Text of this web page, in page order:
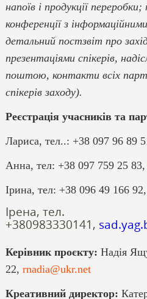
напоїв і продукції
конференції з
детальний постзвіт про
презентаціями спікерів,
поштою, контакти всіх
спікерів заходу).
Реєстрація учасників та
Лариса, тел..: +38 097 96 89
Анна, тел: +38 097 759 25 83,
Ірина, тел: +38 096 49 166 92,
Ірена, тел.
+380983330141,
Керівник проєкту: Надія
22, rnadia@ukr.net
Креативний директор: